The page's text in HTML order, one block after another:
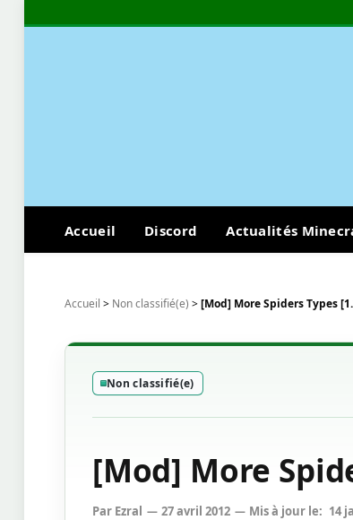
Accueil Discord Actualités
Accueil > Non classifié(e) >[Mod] More Spiders Types
Non classifié(e)
[Mod] More
Par Ezral 27 avril 2012 Mis à jour le: 14